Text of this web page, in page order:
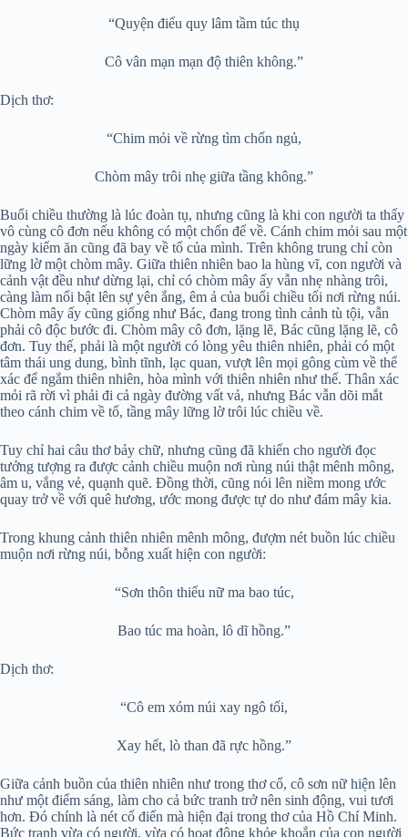
“Quyện điểu quy lâm tầm túc thụ
Cô vân mạn mạn độ thiên không.”
Dịch thơ:
“Chim mỏi về rừng tìm chốn ngủ,
Chòm mây trôi nhẹ giữa tầng không.”
Buổi chiều thường là lúc đoàn tụ, nhưng cũng là khi con người ta thấy
vô cùng cô đơn nếu không có một chốn để về. Cánh chim mỏi sau một
ngày kiếm ăn cũng đã bay về tổ của mình. Trên không trung chỉ còn
lững lờ một chòm mây. Giữa thiên nhiên bao la hùng vĩ, con người và
cảnh vật đều như dừng lại, chỉ có chòm mây ấy vẫn nhẹ nhàng trôi,
càng làm nổi bật lên sự yên ắng, êm ả của buổi chiều tối nơi rừng núi.
Chòm mây ấy cũng giống như Bác, đang trong tình cảnh tù tội, vẫn
phải cô độc bước đi. Chòm mây cô đơn, lặng lẽ, Bác cũng lặng lẽ, cô
đơn. Tuy thế, phải là một người có lòng yêu thiên nhiên, phải có một
tâm thái ung dung, bình tĩnh, lạc quan, vượt lên mọi gông cùm về thể
xác để ngắm thiên nhiên, hòa mình với thiên nhiên như thế. Thân xác
mỏi rã rời vì phải đi cả ngày đường vất vả, nhưng Bác vẫn dõi mắt
theo cánh chim về tổ, tầng mây lững lờ trôi lúc chiều về.
Tuy chỉ hai câu thơ bảy chữ, nhưng cũng đã khiến cho người đọc
tưởng tượng ra được cảnh chiều muộn nơi rùng núi thật mênh mông,
âm u, vắng vẻ, quạnh quẽ. Đồng thời, cũng nói lên niềm mong ước
quay trở về với quê hương, ước mong được tự do như đám mây kia.
Trong khung cảnh thiên nhiên mênh mông, đượm nét buồn lúc chiều
muộn nơi rừng núi, bỗng xuất hiện con người:
“Sơn thôn thiếu nữ ma bao túc,
Bao túc ma hoàn, lô dĩ hồng.”
Dịch thơ:
“Cô em xóm núi xay ngô tối,
Xay hết, lò than đã rực hồng.”
Giữa cảnh buồn của thiên nhiên như trong thơ cổ, cô sơn nữ hiện lên
như một điểm sáng, làm cho cả bức tranh trở nên sinh động, vui tươi
hơn. Đó chính là nét cố điển mà hiện đại trong thơ của Hồ Chí Minh.
Bức tranh vừa có người, vừa có hoạt động khỏe khoắn của con người